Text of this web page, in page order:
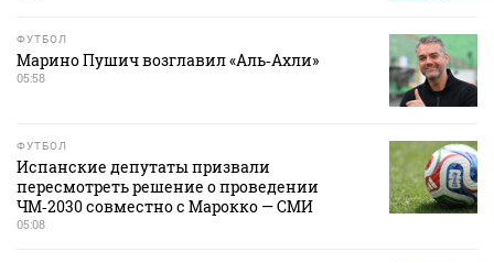
ФУТБОЛ
Марино Пушич возглавил «Аль‑Ахли»
05:58
ФУТБОЛ
Испанские депутаты призвали
пересмотреть решение о проведении
ЧМ‑2030 совместно с Марокко — СМИ
05:08